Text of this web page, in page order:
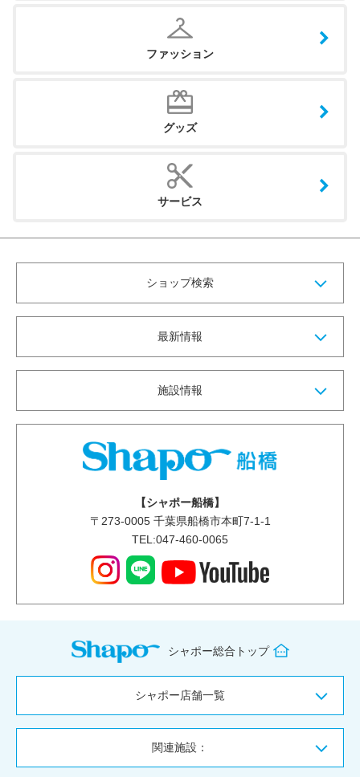
ファッション
グッズ
サービス
ショップ検索
最新情報
施設情報
【シャポー船橋】
〒 273-0005千葉県船橋市本町7-1-1
TEL:047-460-0065
シャポー総合トップ
シャポー店舗一覧
関連施設：